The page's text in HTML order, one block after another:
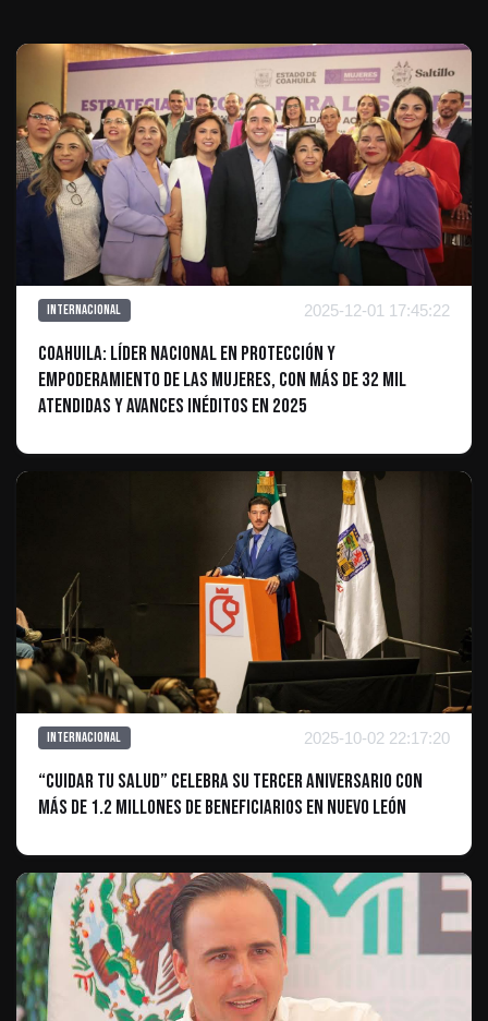
Internacional 2025-12-01 17:45:22
Coahuila: Líder nacional en protección y
empoderamiento de las mujeres, con más de 32 mil
atendidas y avances inéditos en 2025
Internacional 2025-10-02 22:17:20
“Cuidar tu Salud” celebra su tercer aniversario con
más de 1.2 millones de beneficiarios en Nuevo León